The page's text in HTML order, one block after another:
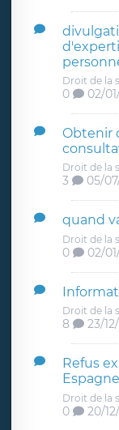
Droit de la
0 02/
Obtenir
Droit de la
3 05/
quand
Droit de la
0 02/
Droit de la
8 23/
Refus
Droit de la
0 20/